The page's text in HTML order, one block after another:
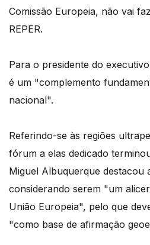
Comissão Europeia, não vai
REPER.
Para o presidente do
é um "complemento
nacional".
Referindo-se às regiões
fórum a elas dedicado
Miguel Albuquerque destacou
considerando serem "um
União Europeia", pelo que
"como base de afirmação